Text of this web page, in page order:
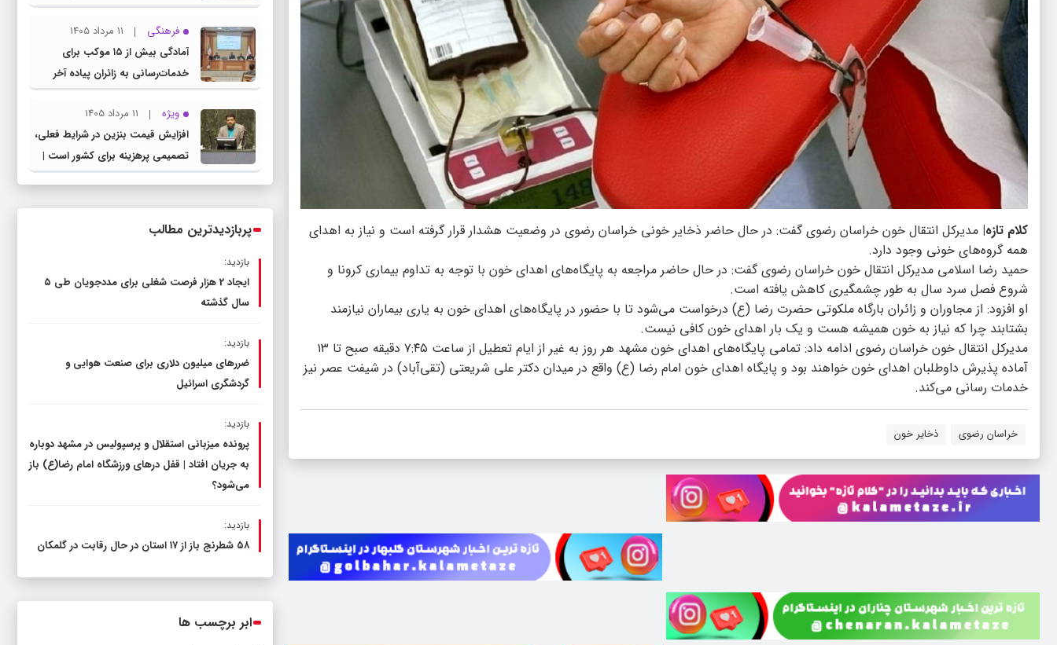
کلام تازه| مدیرکل انتقال خون خراسان رضوی گفت: در حال حاضر ذخایر خونی خراسان رضوی در وضعیت هشدار قرار گرفته است و نیاز به اهدای
همه گروه‌های خونی وجود دارد.
حمید رضا اسلامی مدیرکل انتقال خون خراسان رضوی گفت: در حال حاضر مراجعه به پایگاه‌های اهدای خون با توجه به تداوم بیماری کرونا و
شروع فصل سرد سال به طور چشمگیری کاهش یافته است.
او افزود: از مجاوران و زائران بارگاه ملکوتی حضرت رضا (ع) درخواست می‌شود تا با حضور در پایگاه‌های اهدای خون به یاری بیماران نیازمند
بشتابند چرا که نیاز به خون همیشه هست و یک بار اهدای خون کافی نیست.
مدیرکل انتقال خون خراسان رضوی ادامه داد: تمامی پایگاه‌های اهدای خون مشهد هر روز به غیر از ایام تعطیل از ساعت ۷:۴۵ دقیقه صبح تا ۱۳
آماده پذیرش داوطلبان اهدای خون خواهند بود و پایگاه اهدای خون امام رضا (ع) واقع در میدان دکتر علی شریعتی (تقی‌آباد) در شیفت عصر نیز
خدمات رسانی می‌کند.
خراسان رضوی ذخایر خون
انتخابیه در نشست مشترک عضو
کمیسیون آموزش مجلس با مدیرکل
آموزش و پرورش خراسان رضوی
فرهنگی
11 مرداد 1405
آمادگی بیش از ۱۵ موکب برای
خدمات‌رسانی به زائران پیاده آخر
صفر در شهرستان چناران
ویژه
11 مرداد 1405
افزایش قیمت بنزین در شرایط فعلی،
تصمیمی پرهزینه برای کشور است |
دولت، قاچاق سوخت و عوامل اصلی
پربازدیدترین مطالب
بازدید:
ایجاد 2 هزار فرصت شغلی برای مددجویان طی ۵
سال گذشته
بازدید:
ضررهای میلیون دلاری برای صنعت هوایی و
گردشگری اسرائیل
بازدید:
پرونده میزبانی استقلال و پرسپولیس در مشهد دوباره
به جریان افتاد | قفل در‌های ورزشگاه امام رضا(ع) باز
می‌شود؟
بازدید:
۵۸ شطرنج‌ باز از ۱۷ استان در حال رقابت در گلمکان
ابر برچسب ها